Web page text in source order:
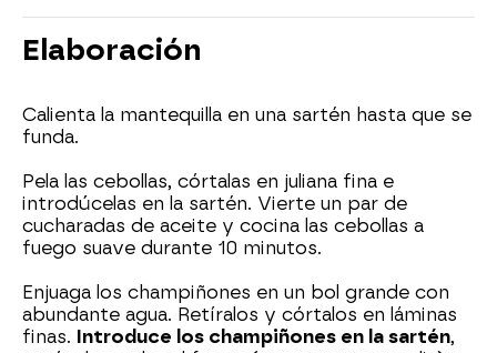
Elaboración
Calienta la mantequilla en una sartén hasta que se
funda.
Pela las cebollas, córtalas en juliana fina e
introdúcelas en la sartén. Vierte un par de
cucharadas de aceite y cocina las cebollas a
fuego suave durante 10 minutos.
Enjuaga los champiñones en un bol grande con
abundante agua. Retíralos y córtalos en láminas
finas. Introduce los champiñones en la sartén,